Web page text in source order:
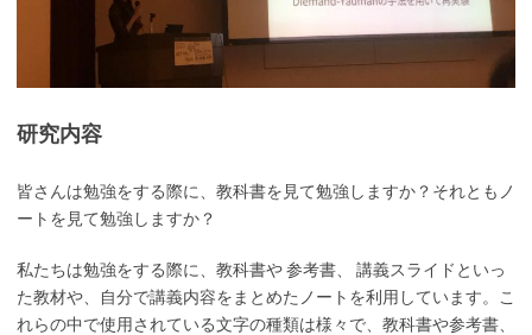
研究内容
皆さんは勉強をする際に、教科書を見て勉強しますか？それともノ
ートを見て勉強しますか？
私たちは勉強をする際に、教科書や 参考書、 講義スライドといっ
た教材や、自分で講義内容をまとめたノートを利用しています。こ
れらの中で使用されている文字の種類は様々で、教科書や参考書、